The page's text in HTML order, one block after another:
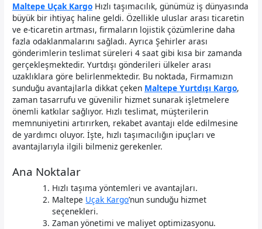
Maltepe Uçak Kargo Hızlı taşımacılık, günümüz iş dünyasında
büyük bir ihtiyaç haline geldi. Özellikle uluslar arası ticaretin
ve e-ticaretin artması, firmaların lojistik çözümlerine daha
fazla odaklanmalarını sağladı. Ayrıca Şehirler arası
gönderimlerin teslimat süreleri 4 saat gibi kısa bir zamanda
gerçekleşmektedir. Yurtdışı gönderileri ülkeler arası
uzaklıklara göre belirlenmektedir. Bu noktada, Firmamızın
sunduğu avantajlarla dikkat çeken Maltepe Yurtdışı Kargo,
zaman tasarrufu ve güvenilir hizmet sunarak işletmelere
önemli katkılar sağlıyor. Hızlı teslimat, müşterilerin
memnuniyetini artırırken, rekabet avantajı elde edilmesine
de yardımcı oluyor. İşte, hızlı taşımacılığın ipuçları ve
avantajlarıyla ilgili bilmeniz gerekenler.
Ana Noktalar
Hızlı taşıma yöntemleri ve avantajları.
Maltepe Uçak Kargo’nun sunduğu hizmet
seçenekleri.
Zaman yönetimi ve maliyet optimizasyonu.